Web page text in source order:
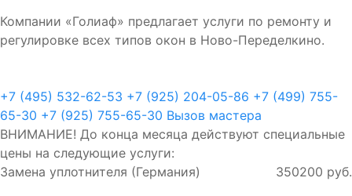
Компании «Голиаф» предлагает услуги по ремонту и
регулировке всех типов окон в Ново-Переделкино.
+7 (495) 532-62-53 +7 (925) 204-05-86 +7 (499) 755-
65-30 +7 (925) 755-65-30 Вызов мастера
ВНИМАНИЕ! До конца месяца действуют специальные
цены на следующие услуги:
Замена уплотнителя (Германия)
350200 руб.